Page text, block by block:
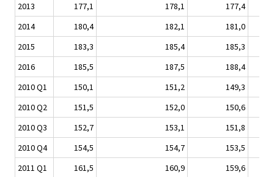
2013
177,1 178,1
177,4
2014
180,4 182,1
181,0
2015
183,3 185,4
185,3
2016
185,5 187,5
188,4
2010 Q1
150,1 151,2
149,3
2010 Q2
151,5 152,0
150,6
2010 Q3
152,7 153,1
151,8
2010 Q4
154,5 154,7
153,5
2011 Q1
161,5 160,9
159,6